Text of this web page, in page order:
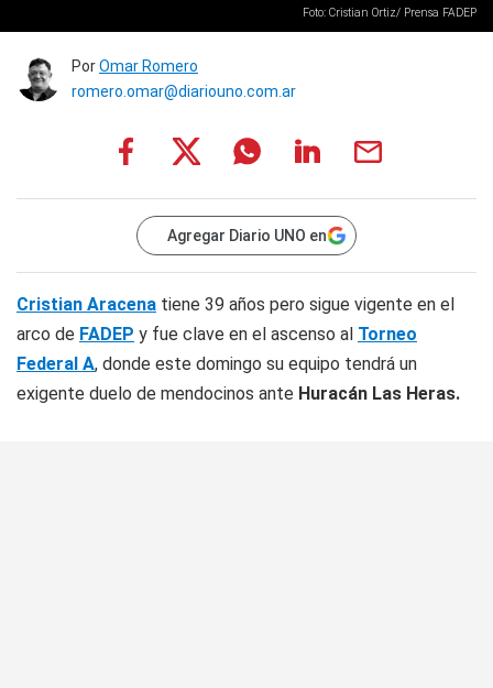
Foto: Cristian Ortiz/ Prensa FADEP
PorOmar Romero
romero.omar@diariouno.com.ar
Agregar Diario UNO en
Cristian Aracena tiene 39 años pero sigue vigente en el
arco de FADEP y fue clave en el ascenso al Torneo
Federal A, donde este domingo su equipo tendrá un
exigente duelo de mendocinos ante Huracán Las Heras.